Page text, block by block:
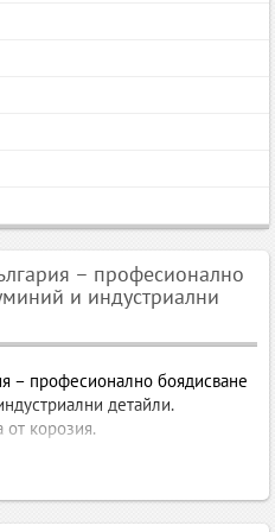
– професионално
и индустриални
– професионално боядисване
детайли.
от корозия.
– професионално
стомана и индустриални